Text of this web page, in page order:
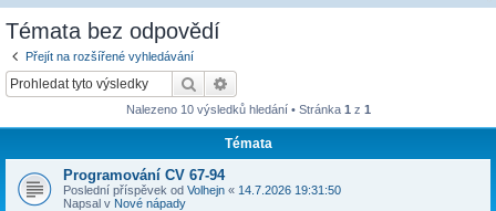
i
o
Témata bez odpovědí
Přejít na rozšířené vyhledávání
Hledat
Nalezeno 10 výsledků hledání • Stránka 1 z 1
Témata
Programování CV 67-94
Poslední příspěvek od Volhejn « 14.7.2026 19:31:50
Napsal v Nové nápady